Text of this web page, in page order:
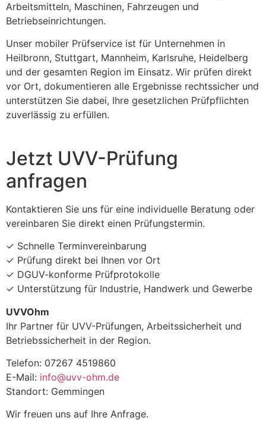
Arbeitsmitteln, Maschinen, Fahrzeugen und
Betriebseinrichtungen.
Unser mobiler Prüfservice ist für Unternehmen in
Heilbronn, Stuttgart, Mannheim, Karlsruhe, Heidelberg
und der gesamten Region im Einsatz. Wir prüfen direkt
vor Ort, dokumentieren alle Ergebnisse rechtssicher und
unterstützen Sie dabei, Ihre gesetzlichen Prüfpflichten
zuverlässig zu erfüllen.
Jetzt UVV-Prüfung
anfragen
Kontaktieren Sie uns für eine individuelle Beratung oder
vereinbaren Sie direkt einen Prüfungstermin.
✓ Schnelle Terminvereinbarung
✓ Prüfung direkt bei Ihnen vor Ort
✓ DGUV-konforme Prüfprotokolle
✓ Unterstützung für Industrie, Handwerk und Gewerbe
UVVOhm
Ihr Partner für UVV-Prüfungen, Arbeitssicherheit und
Betriebssicherheit in der Region.
Telefon: 07267 4519860
E-Mail: info@uvv-ohm.de
Standort: Gemmingen
Wir freuen uns auf Ihre Anfrage.